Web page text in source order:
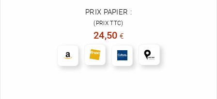
PRIX PAPIER :
(PRIX TTC)
24,50 €